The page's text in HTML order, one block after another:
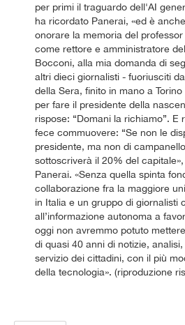
per primi il traguardo dell'AI
ha ricordato Panerai, «ed è
onorare la memoria del
come rettore e amministratore
Bocconi, alla mia domanda di
altri dieci giornalisti - fuoriusciti
della Sera, finito in mano a
per fare il presidente della
rispose: “Domani la richiamo”. E
fece commuovere: “Se non le
presidente, ma non di
sottoscriverà il 20% del
Panerai. «Senza quella spinta
collaborazione fra la maggiore
in Italia e un gruppo di giornalisti
all’informazione autonoma a
oggi non avremmo potuto
di quasi 40 anni di notizie,
servizio dei cittadini, con il più
della tecnologia». (riproduzione